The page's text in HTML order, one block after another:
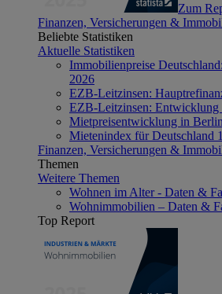
Zum
Finanzen, Versicherungen &
Beliebte Statistiken
Aktuelle Statistiken
Immobilienpreise
2026
EZB-Leitzinsen:
EZB-Leitzinsen: Entwicklung
Mietpreisentwicklung in
Mietenindex für Deutschland
Finanzen, Versicherungen &
Themen
Weitere Themen
Wohnen im Alter - Daten &
Wohnimmobilien – Daten &
Top Report